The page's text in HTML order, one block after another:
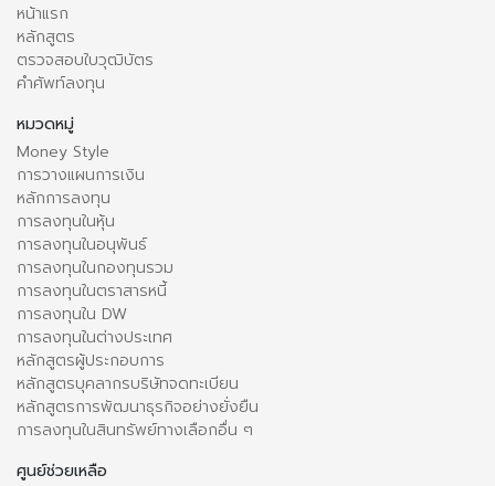
หน้าแรก
หลักสูตร
ตรวจสอบใบวุฒิบัตร
คำศัพท์ลงทุน
หมวดหมู่
Money Style
การวางแผนการเงิน
หลักการลงทุน
การลงทุนในหุ้น
การลงทุนในอนุพันธ์
การลงทุนในกองทุนรวม
การลงทุนในตราสารหนี้
การลงทุนใน DW
การลงทุนในต่างประเทศ
หลักสูตรผู้ประกอบการ
หลักสูตรบุคลากรบริษัทจดทะเบียน
หลักสูตรการพัฒนาธุรกิจอย่างยั่งยืน
การลงทุนในสินทรัพย์ทางเลือกอื่น ๆ
ศูนย์ช่วยเหลือ